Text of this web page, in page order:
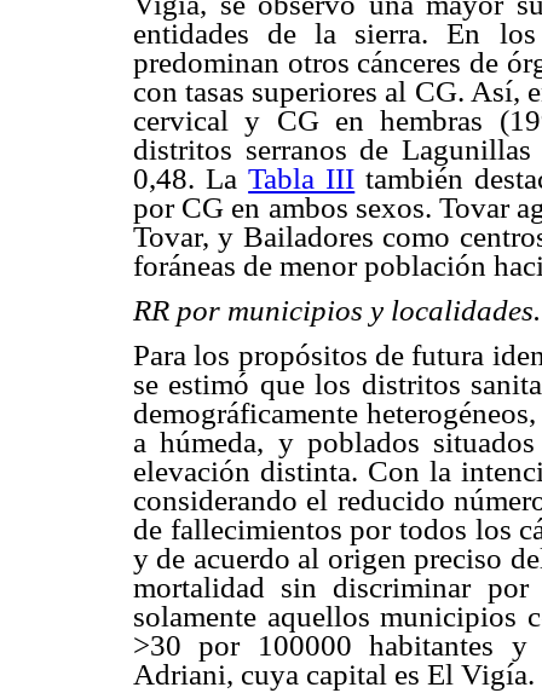
entidades de la sierra. En
predominan otros cánceres de
con tasas superiores al CG. Así,
cervical y CG en hembras
distritos serranos de
0,48. LaTabla III también
por CG en ambos sexos. Tovar
Tovar, y Bailadores como
foráneas de menor población
RR por municipios y
Para los propósitos de futura
se estimó que los distritos
demográficamente
a húmeda, y poblados
elevación distinta. Con la
considerando el reducido
de fallecimientos por todos los
y de acuerdo al origen preciso
mortalidad sin discriminar
solamente aquellos municipios
>30 por 100000 habitantes
Adriani, cuya capital es El Vigía.